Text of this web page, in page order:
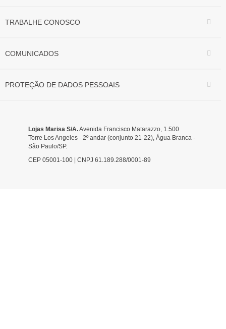
TRABALHE CONOSCO
COMUNICADOS
PROTEÇÃO DE DADOS PESSOAIS
Lojas Marisa S/A.Avenida Francisco Matarazzo, 1.500
Torre Los Angeles - 2º andar (conjunto 21-22), Água Branca -
São Paulo/SP.
CEP 05001-100 | CNPJ 61.189.288/0001-89